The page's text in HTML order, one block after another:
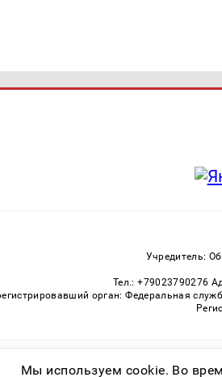
Учредитель:
Тел.: +79023790276
орган: Федеральная
Мы используем cookie. Во